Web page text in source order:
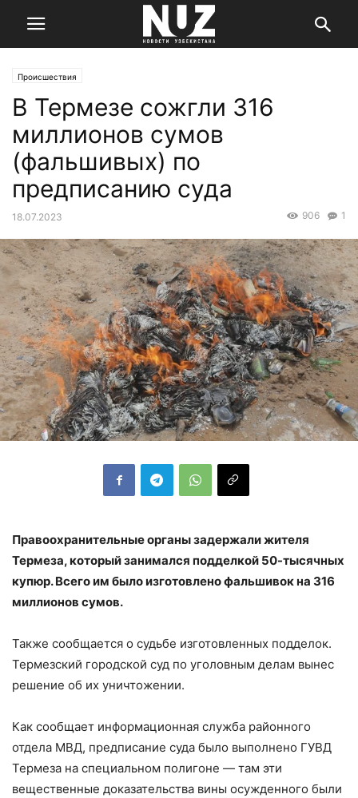
Происшествия
В Термезе сожгли 316
миллионов сумов
(фальшивых) по
предписанию суда
18.07.2023 1
906
Правоохранительные органы задержали жителя
Термеза, который занимался подделкой 50-тысячных
купюр. Всего им было изготовлено фальшивок на 316
миллионов сумов.
Также сообщается о судьбе изготовленных подделок.
Термезский городской суд по уголовным делам вынес
решение об их уничтожении.
Как сообщает информационная служба районного
отдела МВД, предписание суда было выполнено ГУВД
Термеза на специальном полигоне — там эти
вещественные доказательства вины осужденного были